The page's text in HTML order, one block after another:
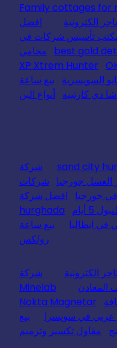
Family cottages for
الكترونية
افضل
تأسيس شركات في
best gold
محامي
XP Xtrem Hunter
السويسرية
بيع ساعة
دي كارتييه أنواع البن
sand city
شركة
العسل جورجيا
شركات
جورجيا
افضل شركة
أيام
hurghada
في ايطاليا
بيع ساعة
رولكس
الكترونية
شركة
المعادن
Minelab
Nokta Magnetar
في سويسرا
بيع
مقاول تكسير وترميم